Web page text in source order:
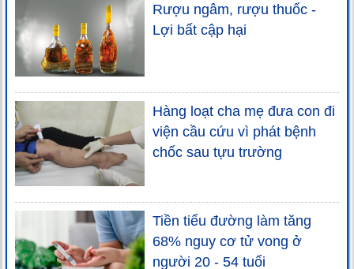
Rượu ngâm, rượu thuốc -
Lợi bất cập hại
Hàng loạt cha mẹ đưa con đi
viện cầu cứu vì phát bệnh
chốc sau tựu trường
Tiền tiểu đường làm tăng
68% nguy cơ tử vong ở
người 20 - 54 tuổi